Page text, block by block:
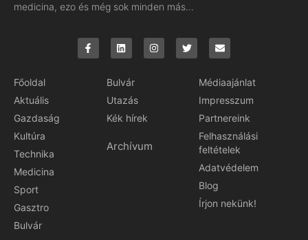
medicina, ezo és még sok minden más…
Főoldal
Aktuális
Gazdaság
Kultúra
Technika
Medicina
Sport
Gasztro
Bulvár
Bulvár
Utazás
Kék hírek
Archívum
Médiaajánlat
Impresszum
Partnereink
Felhasználási
feltételek
Adatvédelem
Blog
Írjon nekünk!